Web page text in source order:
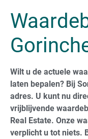
Wilt u de actuele
laten bepalen? Bij
adres. U kunt nu
vrijblijvende
Real Estate. Onze
verplicht u tot niets.